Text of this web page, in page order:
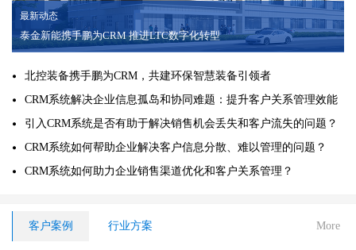
最新动态
泰金新能携手鹏为CRM 推进LTC数字化转型
北控装备携手鹏为CRM，共建环保智慧装备引领者
CRM系统解决企业信息孤岛和协同难题：提升客户关系管理效能
引入CRM系统是否有助于解决销售机会丢失和客户流失的问题？
CRM系统如何帮助企业解决客户信息分散、难以管理的问题？
CRM系统如何助力企业销售渠道优化和客户关系管理？
客户案例 行业方案 More